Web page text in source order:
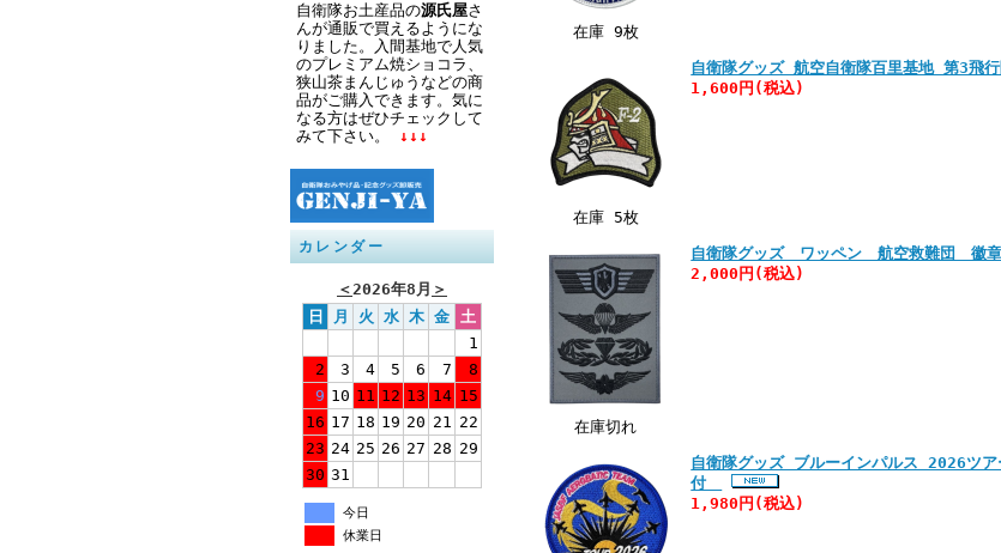
自衛隊お土産品の源氏屋さ
んが通販で買えるようにな
りました。入間基地で人気
のプレミアム焼ショコラ、
狭山茶まんじゅうなどの商
品がご購入できます。気に
なる方はぜひチェックして
みて下さい。 ↓↓↓
カレンダー
＜2026年8月 ＞
日
月 火 水 木 金 土
1
2
3 4 5 6 7
8
9 10 11 12 13 14 15
16 17 18 19 20 21 22
23 24 25 26 27 28 29
30 31
今日
休業日
在庫 9枚
在庫 5枚
自衛隊グッズ 航空自衛隊百里基地 第3飛
1,600円 (税込)
在庫切れ
自衛隊グッズ ワッペン 航空救難団 徽
2,000円 (税込)
自衛隊グッズ ブルーインパルス 2026ツ
付
1,980円 (税込)